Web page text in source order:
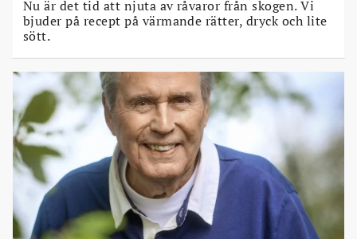
Nu är det tid att njuta av råvaror från skogen. Vi
bjuder på recept på värmande rätter, dryck och lite
sött.